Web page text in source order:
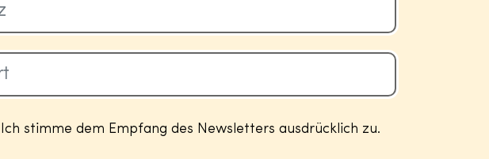
Ich stimme dem Empfang des Newsletters ausdrücklich zu.